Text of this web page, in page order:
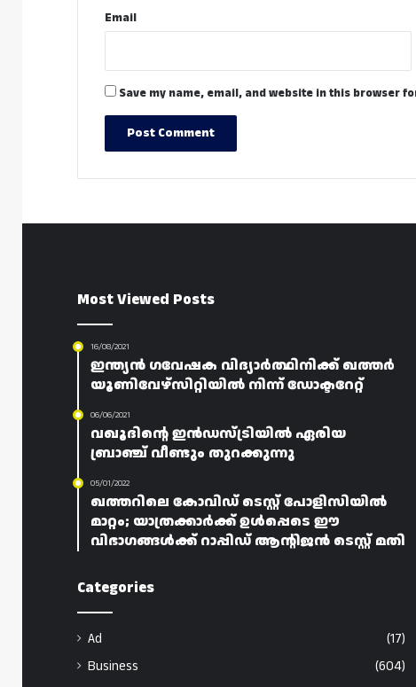
Email
Save my name, email, and website in this browser
Most Viewed Posts
16/08/2021
ഇന്ത്യൻ ഗവേഷക വിദ്യാർത്ഥിനിക്ക് ഖത്തർ
യൂണിവേഴ്‌സിറ്റിയിൽ നിന്ന് ഡോക്ടറേറ്റ്
06/06/2021
വഖൂദിന്റെ ഇൻഡസ്ട്രിയിൽ ഏരിയ
ബ്രാഞ്ച് വീണ്ടും തുറക്കുന്നു
05/01/2022
ഖത്തറിലെ കോവിഡ് ടെസ്റ്റ് പോളിസിയിൽ
മാറ്റം; യാത്രക്കാർക്ക് ഉൾപ്പെടെ ഈ
വിഭാഗങ്ങൾക്ക് റാപ്പിഡ് ആന്റിജൻ ടെസ്റ്റ് മതി
Categories
Ad
(17)
Business
(604)